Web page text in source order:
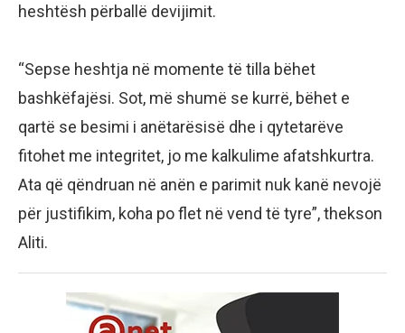
heshtësh përballë devijimit.
“Sepse heshtja në momente të tilla bëhet
bashkëfajësi. Sot, më shumë se kurrë, bëhet e
qartë se besimi i anëtarësisë dhe i qytetarëve
fitohet me integritet, jo me kalkulime afatshkurtra.
Ata që qëndruan në anën e parimit nuk kanë nevojë
për justifikim, koha po flet në vend të tyre”, thekson
Aliti.